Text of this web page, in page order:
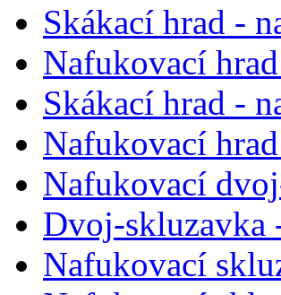
Skákací hrad -
Nafukovací
Skákací hrad -
Nafukovací
Nafukovací
Dvoj-skluzavka
Nafukovací